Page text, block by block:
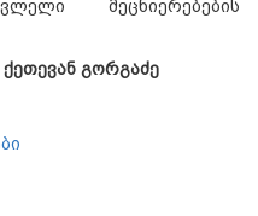
მეცნიერებების
გორგაძე